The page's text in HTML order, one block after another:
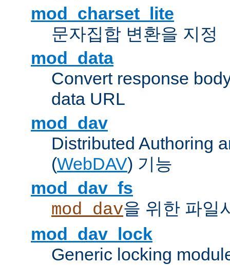
mod_charset_lite
문자집합 변환을 지정
mod_data
Convert response
data URL
mod_dav
Distributed Authoring
(WebDAV) 기능
mod_dav_fs
mod_dav을 위한 파일
mod_dav_lock
Generic locking